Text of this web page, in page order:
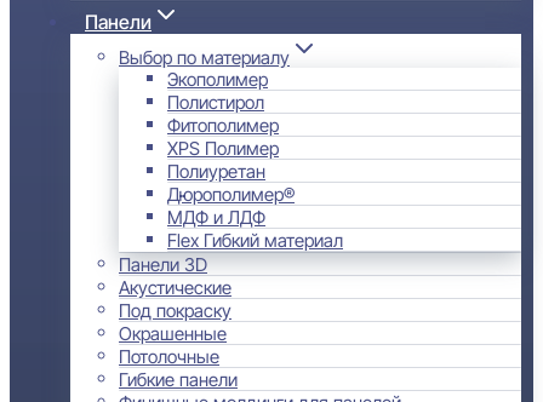
Панели
Выбор по материалу
Экополимер
Полистирол
Фитополимер
XPS Полимер
Полиуретан
Дюрополимер®
МДФ и ЛДФ
Flex Гибкий материал
Панели 3D
Акустические
Под покраску
Окрашенные
Потолочные
Гибкие панели